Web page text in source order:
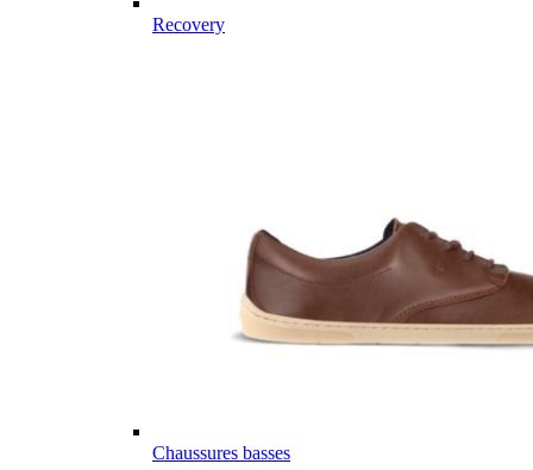
Recovery
Chaussures basses